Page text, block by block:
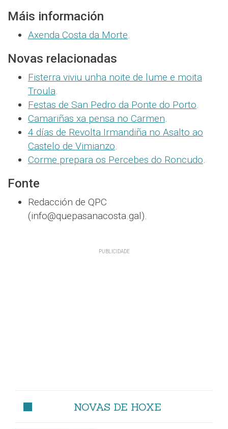
Máis información
Axenda Costa da Morte.
Novas relacionadas
Fisterra viviu unha noite de lume e moita
Troula.
Festas de San Pedro da Ponte do Porto.
Camariñas xa pensa no Carmen.
4 días de Revolta Irmandiña no Asalto ao
Castelo de Vimianzo.
Corme prepara os Percebes do Roncudo.
Fonte
Redacción de QPC
(info@quepasanacosta.gal).
NOVAS DE HOXE